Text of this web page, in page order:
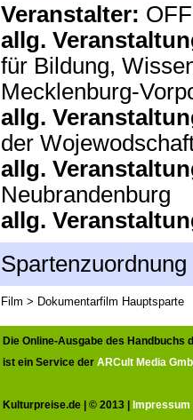
Veranstalter:
allg.
für Bildung,
Mecklenburg-
allg.
der
allg.
Neubrandenburg
allg.
Spartenzuordnung
Film > Dokumentarfilm Hauptsparte
Die Online-Ausgabe des Handbuchs
ist ein Service der ARCult Media
Kulturpreise.de | © 2013 | Impressum